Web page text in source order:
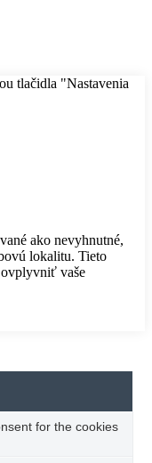
tlačidla "Nastavenia
ako nevyhnutné,
lokalitu. Tieto
ovplyvniť vaše
for the cookies